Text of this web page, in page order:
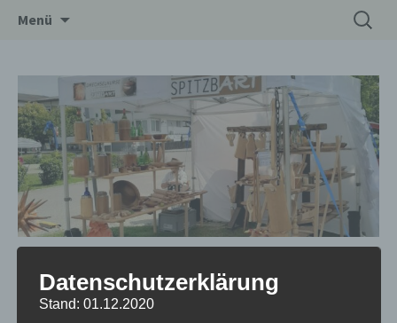
Drechslerei Spitzbart
Menü
Suchen
nach:
Neustadt / Niederösterreich
Datenschutzerklärung
Stand: 01.12.2020